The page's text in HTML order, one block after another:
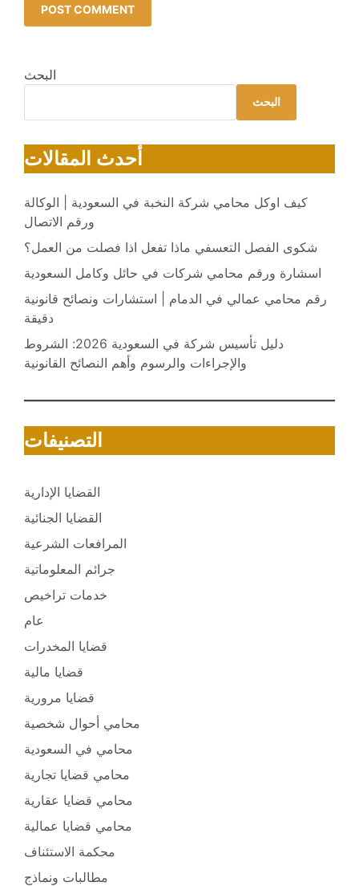
البحث
البحث
أحدث المقالات
كيف اوكل محامي شركة النخبة في السعودية | الوكالة
ورقم الاتصال
شكوى الفصل التعسفي ماذا تفعل اذا فصلت من العمل؟
اسشارة ورقم محامي شركات في حائل وكامل السعودية
رقم محامي عمالي في الدمام | استشارات ونصائح قانونية
دقيقة
دليل تأسيس شركة في السعودية 2026: الشروط
والإجراءات والرسوم وأهم النصائح القانونية
التصنيفات
القضايا الإدارية
القضايا الجنائية
المرافعات الشرعية
جرائم المعلوماتية
خدمات تراخيص
عام
قضايا المخدرات
قضايا مالية
قضايا مرورية
محامي أحوال شخصية
محامي في السعودية
محامي قضايا تجارية
محامي قضايا عقارية
محامي قضايا عمالية
محكمة الاستئناف
مطالبات ونماذج